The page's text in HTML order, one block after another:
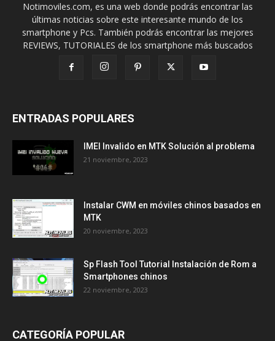
Notimoviles.com, es una web donde podrás encontrar las
últimas noticias sobre este interesante mundo de los
smartphone y Pcs. También podrás encontrar las mejores
REVIEWS, TUTORIALES de los smartphone más buscados
ENTRADAS POPULARES
IMEI Invalido en MTK Solución al problema
21 noviembre, 2023
Instalar CWM en móviles chinos basados en
MTK
20 noviembre, 2023
Sp Flash Tool Tutorial Instalación de Rom a
Smartphones chinos
22 noviembre, 2023
CATEGORÍA POPULAR